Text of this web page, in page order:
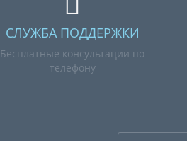
СЛУЖБА ПОДДЕРЖКИ
Бесплатные консультации по
телефону